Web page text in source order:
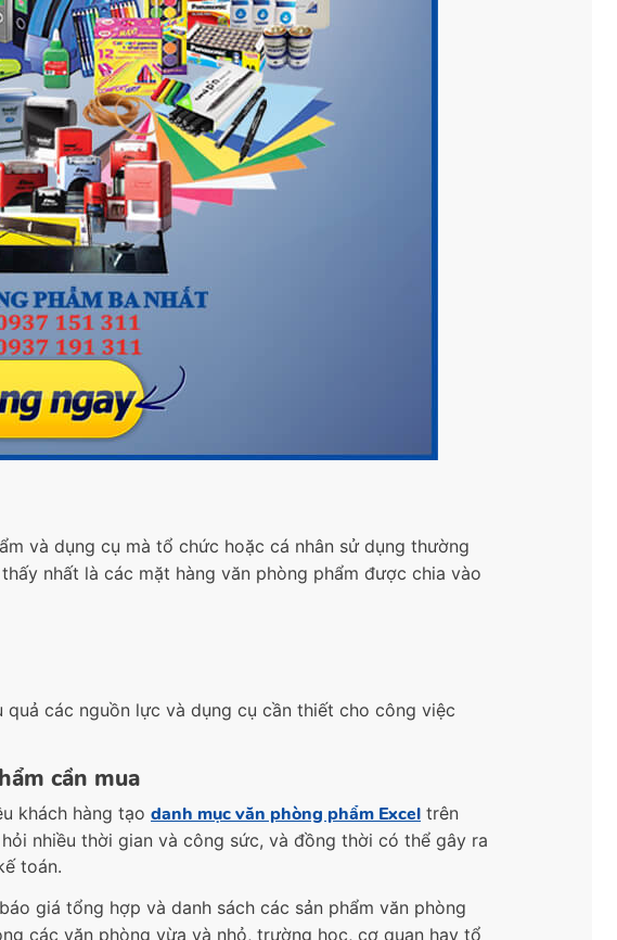
và dụng cụ mà tổ chức hoặc cá nhân sử dụng thường
nhất là các mặt hàng văn phòng phẩm được chia vào
các nguồn lực và dụng cụ cần thiết cho công việc
cần mua
khách hàng tạo danh mục văn phòng phẩm Excel trên
nhiều thời gian và công sức, và đồng thời có thể gây ra
toán.
giá tổng hợp và danh sách các sản phẩm văn phòng
các văn phòng vừa và nhỏ, trường học, cơ quan hay tổ